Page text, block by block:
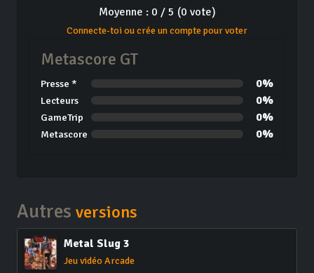
Moyenne : 0 / 5 (0 vote)
Connecte-toi ou crée un compte pour voter
Metascore GT
Presse * 0%
Lecteurs 0%
GameTrip 0%
Metascore 0%
Autres versions
Metal Slug 3
Jeu vidéo Arcade